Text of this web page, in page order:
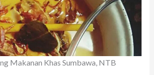
er
Makanan Khas Sumbawa, NTB